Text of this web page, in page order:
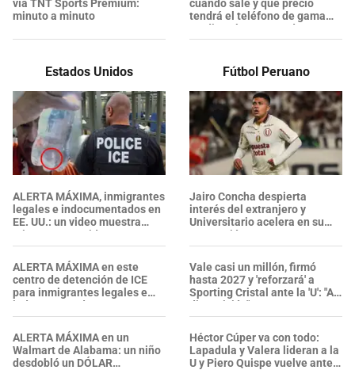
vía TNT Sports Premium:
minuto a minuto
cuando sale y qué precio
tendrá el teléfono de gama
media más potente de
Samsung
Estados Unidos
ALERTA MÁXIMA, inmigrantes
legales e indocumentados en
EE. UU.: un video muestra
criaturas parecidas a
GUSANOS en el AGUA
POTABLE de un centro del ICE
ALERTA MÁXIMA en este
centro de detención de ICE
para inmigrantes legales e
indocumentados en EE. UU.:
SALVADOREÑO falleció tras
sufrir una "emergencia
médica"
ALERTA MÁXIMA en un
Walmart de Alabama: un niño
desdobló un DÓLAR
Fútbol Peruano
Jairo Concha despierta
interés del extranjero y
Universitario acelera en su
renovación
Vale casi un millón, firmó
hasta 2027 y 'reforzará' a
Sporting Cristal ante la 'U': "A
disposición"
Héctor Cúper va con todo:
Lapadula y Valera lideran a la
U y Piero Quispe vuelve ante